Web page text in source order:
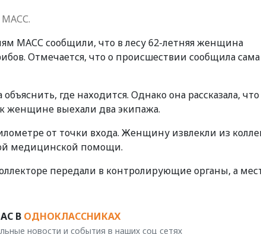
МАСС сообщили, что в лесу 62-летняя женщина
Отмечается, что о происшествии сообщила сама
где находится. Однако она рассказала,
женщине выехали два экипажа.
от точки входа. Женщину извлекли из
медицинской помощи.
передали в контролирующие органы, а
В ОДНОКЛАССНИКАХ
новости и события в наших соц сетях